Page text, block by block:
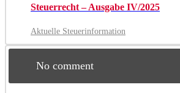
Steuerrecht – Ausgabe IV/2025
Aktuelle Steuerinformation
No comment